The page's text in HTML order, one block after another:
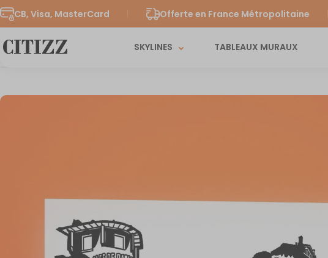
CB, Visa, MasterCard Offerte en France Métropolitaine
SKYLINES TABLEAUX MURAUX